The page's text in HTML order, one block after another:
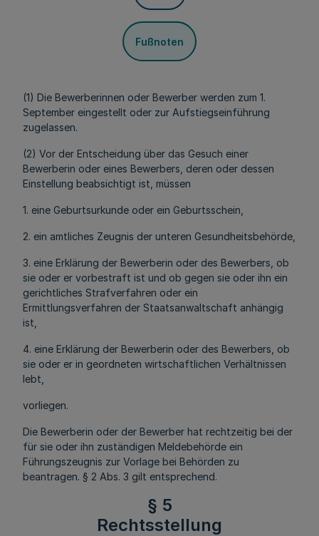
Fußnoten
(1) Die Bewerberinnen oder Bewerber werden zum 1.
September eingestellt oder zur Aufstiegseinführung
zugelassen.
(2) Vor der Entscheidung über das Gesuch einer
Bewerberin oder eines Bewerbers, deren oder dessen
Einstellung beabsichtigt ist, müssen
1. eine Geburtsurkunde oder ein Geburtsschein,
2. ein amtliches Zeugnis der unteren Gesundheitsbehörde,
3. eine Erklärung der Bewerberin oder des Bewerbers, ob
sie oder er vorbestraft ist und ob gegen sie oder ihn ein
gerichtliches Strafverfahren oder ein
Ermittlungsverfahren der Staatsanwaltschaft anhängig
ist,
4. eine Erklärung der Bewerberin oder des Bewerbers, ob
sie oder er in geordneten wirtschaftlichen Verhältnissen
lebt,
vorliegen.
Die Bewerberin oder der Bewerber hat rechtzeitig bei der
für sie oder ihn zuständigen Meldebehörde ein
Führungszeugnis zur Vorlage bei Behörden zu
beantragen. § 2 Abs. 3 gilt entsprechend.
§ 5
Rechtsstellung